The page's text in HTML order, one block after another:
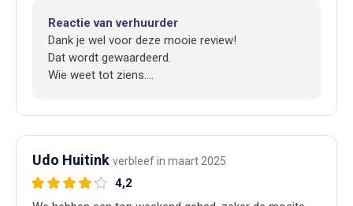
Reactie van verhuurder
Dank je wel voor deze mooie review!
Dat wordt gewaardeerd.
Wie weet tot ziens.
Udo Huitink verbleef in maart 2025
4,2